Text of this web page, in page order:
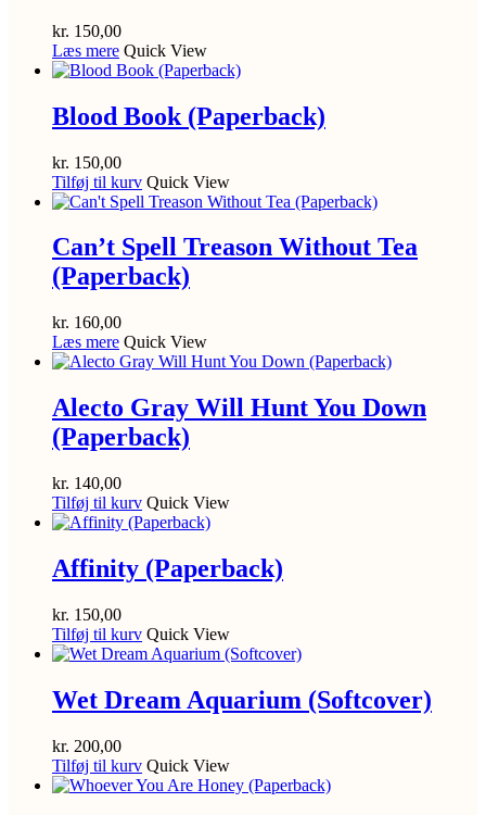
kr. 150,00
Læs mere Quick View
Blood Book (Paperback)
kr. 150,00
Tilføj til kurv Quick View
Can’t Spell Treason Without Tea
(Paperback)
kr. 160,00
Læs mere Quick View
Alecto Gray Will Hunt You Down
(Paperback)
kr. 140,00
Tilføj til kurv Quick View
Affinity (Paperback)
kr. 150,00
Tilføj til kurv Quick View
Wet Dream Aquarium (Softcover)
kr. 200,00
Tilføj til kurv Quick View